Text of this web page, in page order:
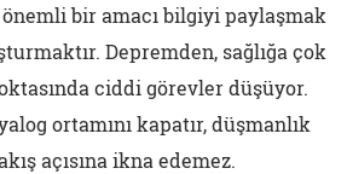
bir amacı bilgiyi paylaşmak
Depremden, sağlığa çok
ciddi görevler düşüyor.
ortamını kapatır, düşmanlık
açısına ikna edemez.